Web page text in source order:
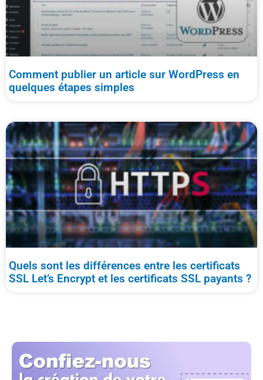
Comment publier un article sur WordPress en
quelques étapes simples
Quels sont les différences entre les certificats
SSL Let’s Encrypt et les certificats SSL payants ?